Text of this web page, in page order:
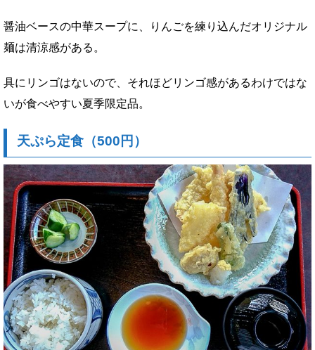
醤油ベースの中華スープに、りんごを練り込んだオリジナル
麺は清涼感がある。
具にリンゴはないので、それほどリンゴ感があるわけではな
いが食べやすい夏季限定品。
天ぷら定食（500円）